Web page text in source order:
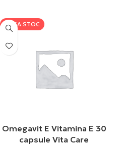
LIPSA STOC
Omegavit E Vitamina E 30
capsule Vita Care